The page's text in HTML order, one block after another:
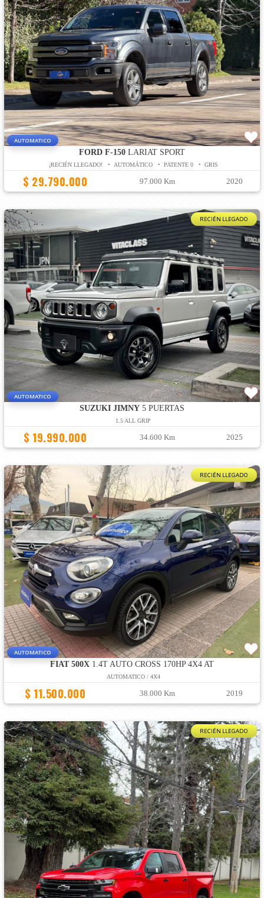
AUTOMATICO
FORD F-150LARIAT SPORT
¡RECIÉN LLEGADO! • AUTOMÁTICO • PATENTE 0 • GRIS
$ 29.790.000 97.000 Km 2020
RECIÉN LLEGADO
AUTOMATICO
SUZUKI JIMNY5 PUERTAS
1.5 ALL GRIP
$ 19.990.000 34.600 Km 2025
RECIÉN LLEGADO
AUTOMATICO
FIAT 500X1.4T AUTO CROSS 170HP 4X4 AT
AUTOMATICO / 4X4
$ 11.500.000 38.000 Km 2019
RECIÉN LLEGADO